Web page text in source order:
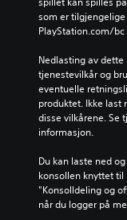
som er tilgjengelige
PlayStation.com/
Nedlasting av
tjenestevilkår og
eventuelle
produktet. Ikke last
disse vilkårene. Se
informasjon.
Du kan laste ned
konsollen knyttet
"Konsolldeling og
når du logger på